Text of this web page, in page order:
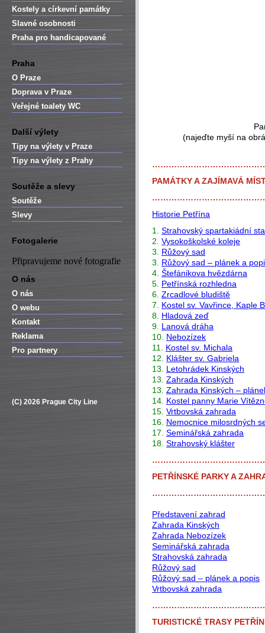
Kostely a církevní památky
Slavné osobnosti
Praha pro handicapované
Praha
O Praze
Doprava v Praze
Veřejné toalety WC
Další výlety
Tipy na výlety v Praze
Tipy na výlety z Prahy
Soutěže a slevy
Soutěže
Slevy
Fotogalerie
Připravujeme nové fotografie
O nás
O nás
O webu
Kontakt
Reklama
Pro partnery
(C) 2026 Prague City Line
(najeďte myší na
PAMÁTKY A ZAJÍMAVÁ
Historie Petřína
1. Strahovský spartakiádní
2. Vysokoškolské koleje
3. Růžový sad
3. Růžový sad – plánek a
4. Štefánikova hvězdárna
5. Petřínská rozhledna
6. Zrcadlové bludiště
7. Kostel sv. Vavřince, Kaple
8. Hladová zeď
9. Lanová dráha
10. Nebozízek
11. Kostel sv. Michala
12. Klášter sv. Gabriela
13.
Letohrádek Kinských
13. Zahrada Kinských
13. Zahrada Kinských –
14. Kostel panny Marie
15. Vrtbovská zahrada
16. Nemocnice milosrdných
17. Seminářská zahrada
18. Strahovský klášter
PETŘÍNSKÉ PARKY A
Představení zahrad
Zahrada Kinských
Zahrada Nebozízek
Seminářská zahrada
Strahovská zahrada
Růžový sad
Růžový sad – plánek a popis
Vrtbovská zahrada
TURISTICKÉ TRASY